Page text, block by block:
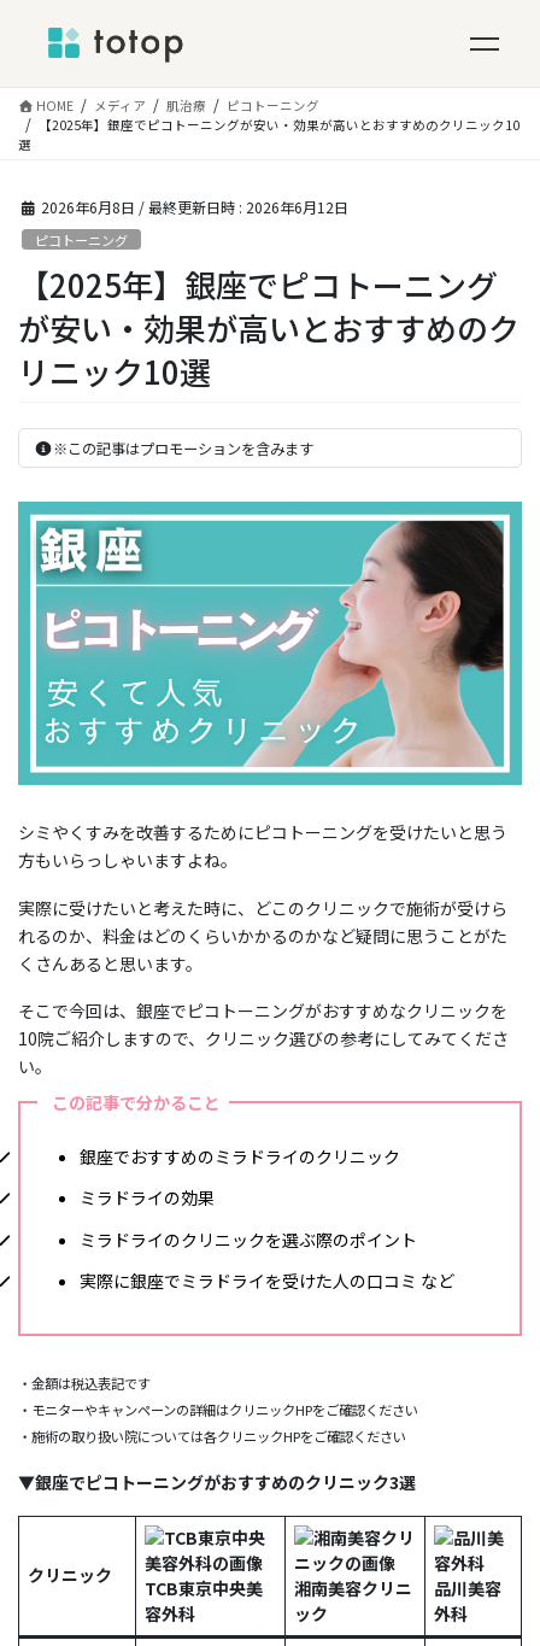
HOME メディア 肌治療
ピコトーニング
【2025年】銀座でピコトーニングが安い・効果が高いとおすすめのクリニック10
選
2026年6月8日 / 最終更新日時 : 2026年6月12日
ピコトーニング
【2025年】銀座でピコトーニング
が安い・効果が高いとおすすめのク
リニック10選
※この記事はプロモーションを含みます
シミやくすみを改善するためにピコトーニングを受けたいと思う
方もいらっしゃいますよね。
実際に受けたいと考えた時に、どこのクリニックで施術が受けら
れるのか、料金はどのくらいかかるのかなど疑問に思うことがた
くさんあると思います。
そこで今回は、銀座でピコトーニングがおすすめなクリニックを
10院ご紹介しますので、クリニック選びの参考にしてみてくださ
い。
この記事で分かること
銀座でおすすめのミラドライのクリニック
ミラドライの効果
ミラドライのクリニックを選ぶ際のポイント
実際に銀座でミラドライを受けた人の口コミ など
・金額は税込表記です
・モニターやキャンペーンの詳細はクリニックHPをご確認ください
・施術の取り扱い院については各クリニックHPをご確認ください
▼銀座でピコトーニングがおすすめのクリニック3選
クリニック
TCB東京中央美
容外科
湘南美容クリニ
ック
品川美容
外科